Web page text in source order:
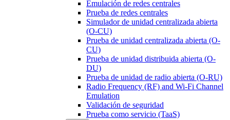
Emulación de redes centrales
Prueba de redes centrales
Simulador de unidad centralizada abierta
(O-CU)
Prueba de unidad centralizada abierta (O-
CU)
Prueba de unidad distribuida abierta (O-
DU)
Prueba de unidad de radio abierta (O-RU)
Radio Frequency (RF) and Wi-Fi Channel
Emulation
Validación de seguridad
Prueba como servicio (TaaS)